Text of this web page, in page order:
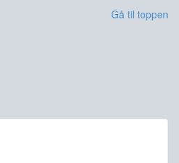
Gå til toppen